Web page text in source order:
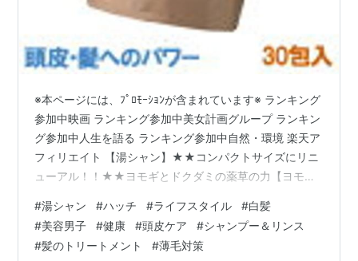
※本ページには、ﾌﾟﾛﾓｰｼｮﾝが含まれています※ ランキング
参加中映画 ランキング参加中美女計画グループ ランキン
グ参加中人生を語る ランキング参加中自然・環境 楽天ア
フィリエイト 【湯シャン】★★コンパクトサイズにリニ
ューアル！！★★ヨモギとドクダミの薬草の力【ヨモギ
包】価格: 4140 円楽天で詳細を見る 僕が湯シャンに興味
を持ったのは、思い出せないくらいの随分前の話でR。そ
れは、「市販のシャンプーやリンスが髪や頭皮に刺激が
#湯シャン #ハッチ #ライフスタイル #白髪
#美容男子 #健康 #頭皮ケア #シャンプー＆リンス
#髪のトリートメント #薄毛対策